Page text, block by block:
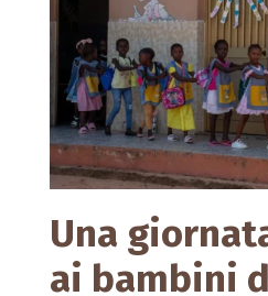
Una
ai bambini